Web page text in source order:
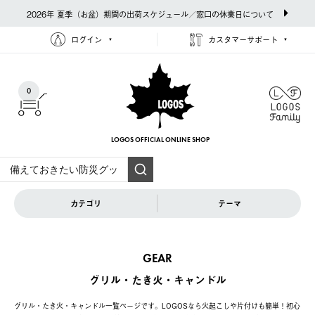
2026年 夏季（お盆）期間の出荷スケジュール／窓口の休業日について
ログイン カスタマーサポート
0
LOGOS OFFICIAL ONLINE SHOP
カテゴリ テーマ
GEAR
グリル・たき火・キャンドル
グリル・たき火・キャンドル一覧ページです。LOGOSなら火起こしや片付けも簡単！初心